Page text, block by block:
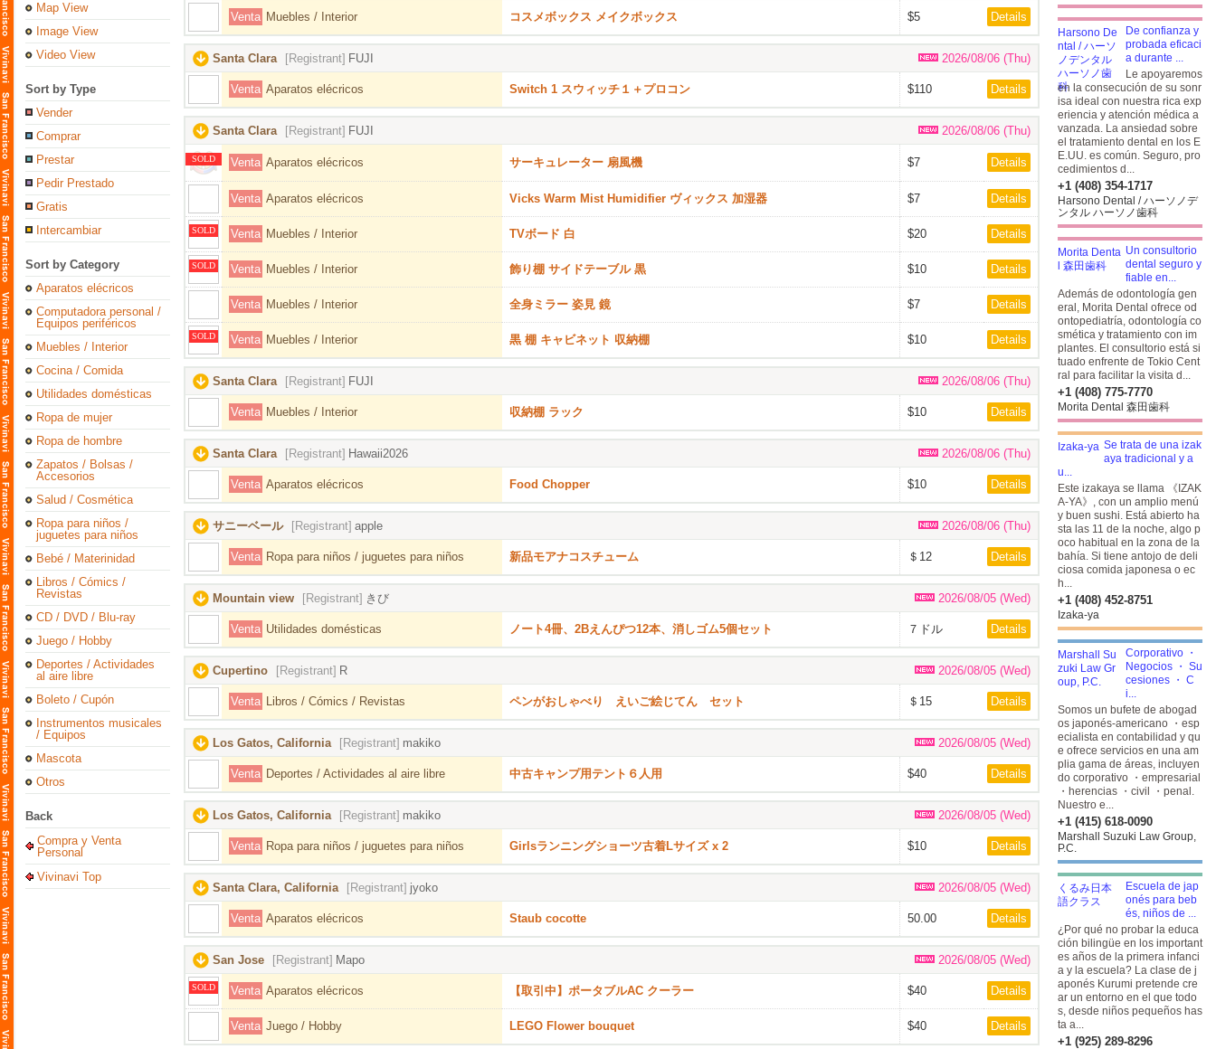
Map View
Image View
Video View
Sort by Type
Vender
Comprar
Prestar
Pedir Prestado
Gratis
Intercambiar
Sort by Category
Aparatos elécricos
Computadora personal /
Equipos periféricos
Muebles / Interior
Cocina / Comida
Utilidades domésticas
Ropa de mujer
Ropa de hombre
Zapatos / Bolsas /
Accesorios
Salud / Cosmética
Ropa para niños /
juguetes para niños
Bebé / Materinidad
Libros / Cómics /
Revistas
CD / DVD / Blu-ray
Juego / Hobby
Deportes / Actividades
al aire libre
Boleto / Cupón
Instrumentos musicales
/ Equipos
Mascota
Otros
Back
Compra y Venta
Personal
Vivinavi Top
Venta Muebles / Interior コスメボックス メイクボックス $5 Details
Santa Clara [Registrant] FUJI 2026/08/06 (Thu)
Venta Aparatos elécricos Switch 1 スウィッチ１＋プロコン $110 Details
Santa Clara [Registrant] FUJI 2026/08/06 (Thu)
SOLD Venta Aparatos elécricos サーキュレーター 扇風機 $7 Details
Venta Aparatos elécricos Vicks Warm Mist Humidifier ヴィックス 加湿器 $7 Details
SOLD Venta Muebles / Interior TVボード 白 $20 Details
SOLD Venta Muebles / Interior 飾り棚 サイドテーブル 黒 $10 Details
Venta Muebles / Interior 全身ミラー 姿見 鏡 $7 Details
SOLD Venta Muebles / Interior 黒 棚 キャビネット 収納棚 $10 Details
Santa Clara [Registrant] FUJI 2026/08/06 (Thu)
Venta Muebles / Interior 収納棚 ラック $10 Details
Santa Clara [Registrant] Hawaii2026 2026/08/06 (Thu)
Venta Aparatos elécricos Food Chopper $10 Details
サニーベール [Registrant] apple 2026/08/06 (Thu)
Venta Ropa para niños / juguetes para niños 新品モアナコスチューム ＄12 Details
Mountain view [Registrant] きび 2026/08/05 (Wed)
Venta Utilidades domésticas ノート4冊、2Bえんぴつ12本、消しゴム5個セット ７ドル Details
Cupertino [Registrant] R 2026/08/05 (Wed)
Venta Libros / Cómics / Revistas ペンがおしゃべり えいご絵じてん セット ＄15 Details
Los Gatos, California [Registrant] makiko 2026/08/05 (Wed)
Venta Deportes / Actividades al aire libre 中古キャンプ用テント６人用 $40 Details
Los Gatos, California [Registrant] makiko 2026/08/05 (Wed)
Venta Ropa para niños / juguetes para niños Girlsランニングショーツ古着Lサイズ x 2 $10 Details
Santa Clara, California [Registrant] jyoko 2026/08/05 (Wed)
Venta Aparatos elécricos Staub cocotte 50.00 Details
San Jose [Registrant] Mapo 2026/08/05 (Wed)
SOLD Venta Aparatos elécricos 【取引中】ポータブルAC クーラー $40 Details
Venta Juego / Hobby LEGO Flower bouquet $40 Details
De confianza y
probada eficaci
a durante ...
Le apoyaremos
en la consecución de su sonr
isa ideal con nuestra rica exp
eriencia y atención médica a
vanzada. La ansiedad sobre
el tratamiento dental en los E
E.UU. es común. Seguro, pro
cedimientos d...
+1 (408) 354-1717
Harsono Dental / ハーソノデ
ンタル ハーソノ歯科
Un consultorio
dental seguro y
fiable en...
Además de odontología gen
eral, Morita Dental ofrece od
ontopediatría, odontología co
smética y tratamiento con im
plantes. El consultorio está si
tuado enfrente de Tokio Cent
ral para facilitar la visita d...
+1 (408) 775-7770
Morita Dental 森田歯科
Se trata de una izak
aya tradicional y a
u...
Este izakaya se llama 《IZAK
A-YA》, con un amplio menú
y buen sushi. Está abierto ha
sta las 11 de la noche, algo p
oco habitual en la zona de la
bahía. Si tiene antojo de deli
ciosa comida japonesa o ec
h...
+1 (408) 452-8751
Izaka-ya
Corporativo ・
Negocios ・ Su
cesiones ・ C
i...
Somos un bufete de abogad
os japonés-americano ・esp
ecialista en contabilidad y qu
e ofrece servicios en una am
plia gama de áreas, incluyen
do corporativo ・empresarial
・herencias ・civil ・penal.
Nuestro e...
+1 (415) 618-0090
Marshall Suzuki Law Group,
P.C.
Escuela de jap
onés para beb
és, niños de ...
¿Por qué no probar la educa
ción bilingüe en los important
es años de la primera infanci
a y la escuela? La clase de j
aponés Kurumi pretende cre
ar un entorno en el que todo
s, desde niños pequeños has
ta a...
+1 (925) 289-8296